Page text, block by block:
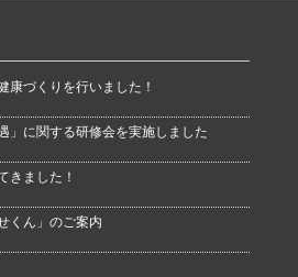
康づくりを行いました！
」に関する研修会を実施しました
きました！
くん」のご案内